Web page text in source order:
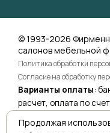
© 1993-2026
салонов мебельной
Политика обработки
Согласие на обработку
Варианты оплаты:
расчет, оплата по
Продолжая